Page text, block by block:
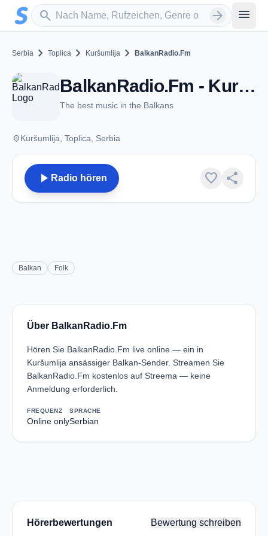
Zum Hauptinhalt springen
search
Sender suchen arrow_forward menu
Serbia chevron_right Toplica chevron_right Kuršumlija chevron_right BalkanRadio.Fm
BalkanRadio.Fm - Kuršumlija
The best music in the Balkans
placeKuršumlija, Toplica, Serbia
play_arrow Radio hören favorite share
Balkan Folk
Über BalkanRadio.Fm
Hören Sie BalkanRadio.Fm live online — ein in
Kuršumlija ansässiger Balkan-Sender. Streamen Sie
BalkanRadio.Fm kostenlos auf Streema — keine
Anmeldung erforderlich.
FREQUENZ
Online only
SPRACHE
Serbian
Hörerbewertungen Bewertung schreiben